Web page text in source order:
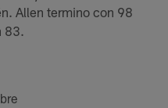
Allen termino con 98